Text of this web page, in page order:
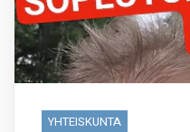
YHTEISKUNTA